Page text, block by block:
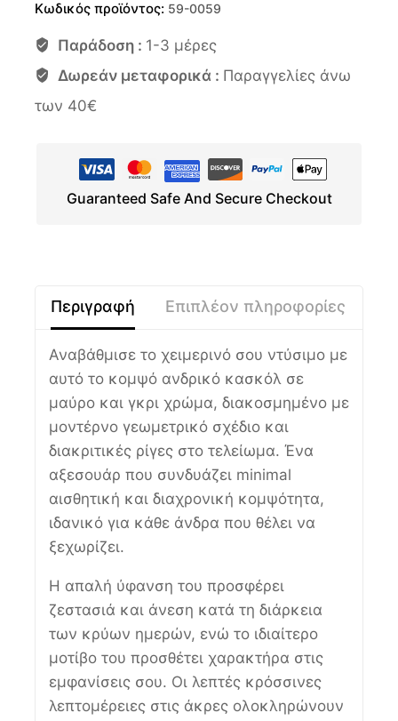
Κωδικός προϊόντος: 59-0059
Παράδοση : 1-3 μέρες
Δωρεάν μεταφορικά : Παραγγελίες άνω
των 40€
Guaranteed Safe And Secure Checkout
Περιγραφή Επιπλέον πληροφορίες
Αναβάθμισε το χειμερινό σου ντύσιμο με
αυτό το κομψό ανδρικό κασκόλ σε
μαύρο και γκρι χρώμα, διακοσμημένο με
μοντέρνο γεωμετρικό σχέδιο και
διακριτικές ρίγες στο τελείωμα. Ένα
αξεσουάρ που συνδυάζει minimal
αισθητική και διαχρονική κομψότητα,
ιδανικό για κάθε άνδρα που θέλει να
ξεχωρίζει.
Η απαλή ύφανση του προσφέρει
ζεστασιά και άνεση κατά τη διάρκεια
των κρύων ημερών, ενώ το ιδιαίτερο
μοτίβο του προσθέτει χαρακτήρα στις
εμφανίσεις σου. Οι λεπτές κρόσσινες
λεπτομέρειες στις άκρες ολοκληρώνουν